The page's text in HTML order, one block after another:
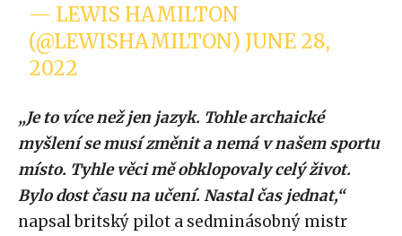
— LEWIS HAMILTON
(@LEWISHAMILTON) JUNE 28,
2022
„Je to více než jen jazyk. Tohle archaické
myšlení se musí změnit a nemá v našem sportu
místo. Tyhle věci mě obklopovaly celý život.
Bylo dost času na učení. Nastal čas jednat,“
napsal britský pilot a sedminásobný mistr